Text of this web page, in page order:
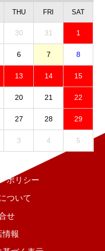
THU FRI SAT
30 31 1
6 7 8
13 14 15
20 21 22
27 28 29
3 4 5
ポリシー
ついて
せ
情報